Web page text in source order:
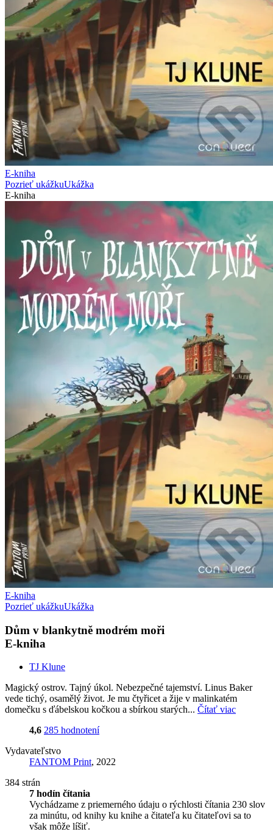
E-kniha
Pozrieť ukážkuUkážka
E-kniha
E-kniha
Pozrieť ukážkuUkážka
Dům v blankytně modrém moři
E-kniha
TJ Klune
Magický ostrov. Tajný úkol. Nebezpečné tajemství. Linus Baker
vede tichý, osamělý život. Je mu čtyřicet a žije v malinkatém
domečku s ďábelskou kočkou a sbírkou starých... Čítať viac
4,6 285 hodnotení
Vydavateľstvo
FANTOM Print, 2022
384 strán
7 hodín čítania
Vychádzame z priemerného údaju o rýchlosti čítania 230 slov
za minútu, od knihy ku knihe a čitateľa ku čitateľovi sa to
však môže líšiť.